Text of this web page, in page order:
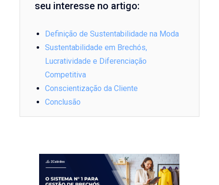
seu interesse no artigo:
Definição de Sustentabilidade na Moda
Sustentabilidade em Brechós,
Lucratividade e Diferenciação
Competitiva
Conscientização da Cliente
Conclusão